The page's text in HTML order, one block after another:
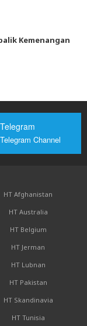
Kemenangan
Telegram
Telegram Channel
HT Afghanistan
HT Australia
HT Belgium
HT Jerman
HT Lubnan
HT Pakistan
HT Skandinavia
HT Tunisia